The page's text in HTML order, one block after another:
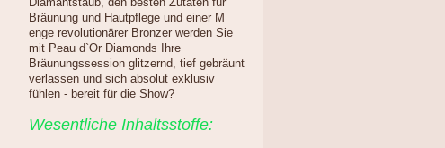
Bräunung und Hautpflege und einer M
enge revolutionärer Bronzer werden Sie
mit Peau d`Or Diamonds Ihre
Bräunungssession glitzernd, tief gebräunt
verlassen und sich absolut exklusiv
fühlen - bereit für die Show?
Wesentliche Inhaltsstoffe: